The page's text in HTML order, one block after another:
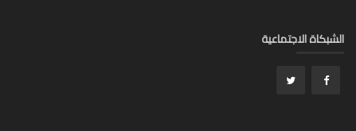
الاجتماعية